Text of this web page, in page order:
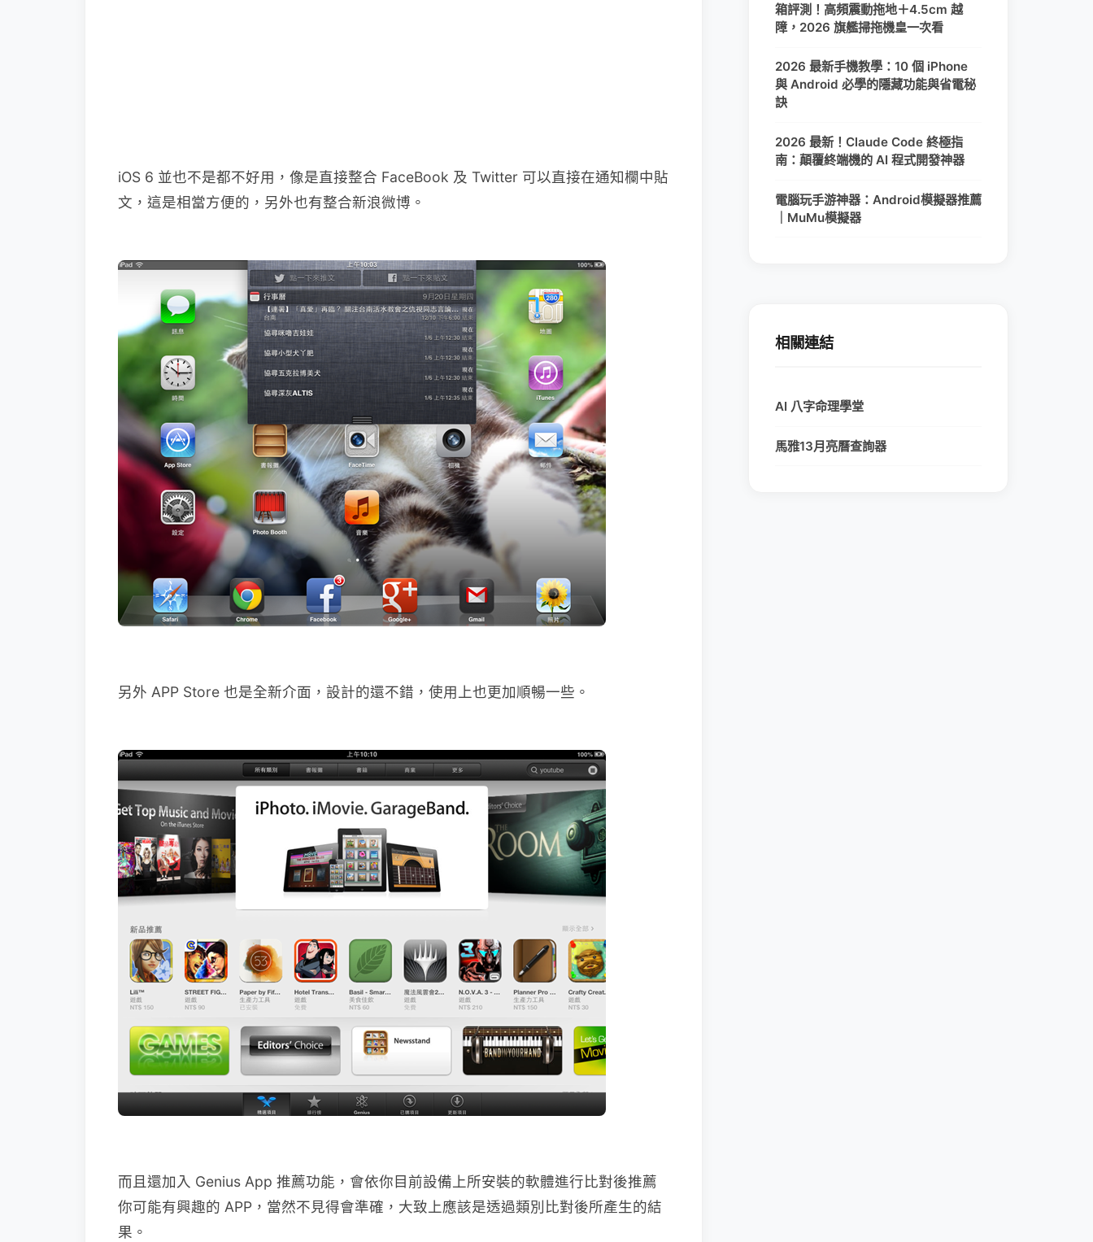
iOS 6 並也不是都不好用，像是直接整合 FaceBook 及 Twitter 可以直接在通知欄中貼
文，這是相當方便的，另外也有整合新浪微博。
另外 APP Store 也是全新介面，設計的還不錯，使用上也更加順暢一些。
而且還加入 Genius App 推薦功能，會依你目前設備上所安裝的軟體進行比對後推薦
你可能有興趣的 APP，當然不見得會準確，大致上應該是透過類別比對後所產生的結
果。
箱評測！高頻震動拖地＋4.5cm 越
障，2026 旗艦掃拖機皇一次看
2026 最新手機教學：10 個 iPhone
與 Android 必學的隱藏功能與省電秘
訣
2026 最新！Claude Code 終極指
南：顛覆終端機的 AI 程式開發神器
電腦玩手游神器：Android模擬器推薦
｜MuMu模擬器
相關連結
AI 八字命理學堂
馬雅13月亮曆查詢器